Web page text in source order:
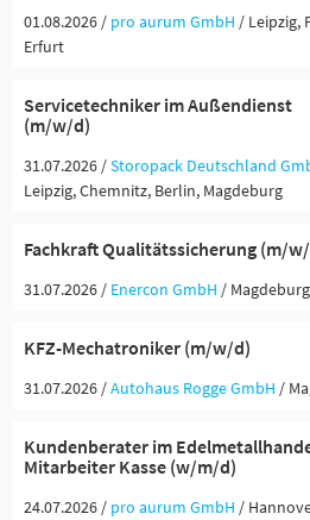
01.08.2026 / pro aurum GmbH / Leipzig,
Erfurt
Servicetechniker im Außendienst
(m/w/d)
31.07.2026 /Storopack Deutschland
Leipzig, Chemnitz, Berlin, Magdeburg
Fachkraft Qualitätssicherung (m/
31.07.2026 / Enercon GmbH / Magdeburg
KFZ-Mechatroniker (m/w/d)
31.07.2026 /Autohaus Rogge GmbH /
Kundenberater im
Mitarbeiter Kasse (w/m/d)
24.07.2026 / pro aurum GmbH /